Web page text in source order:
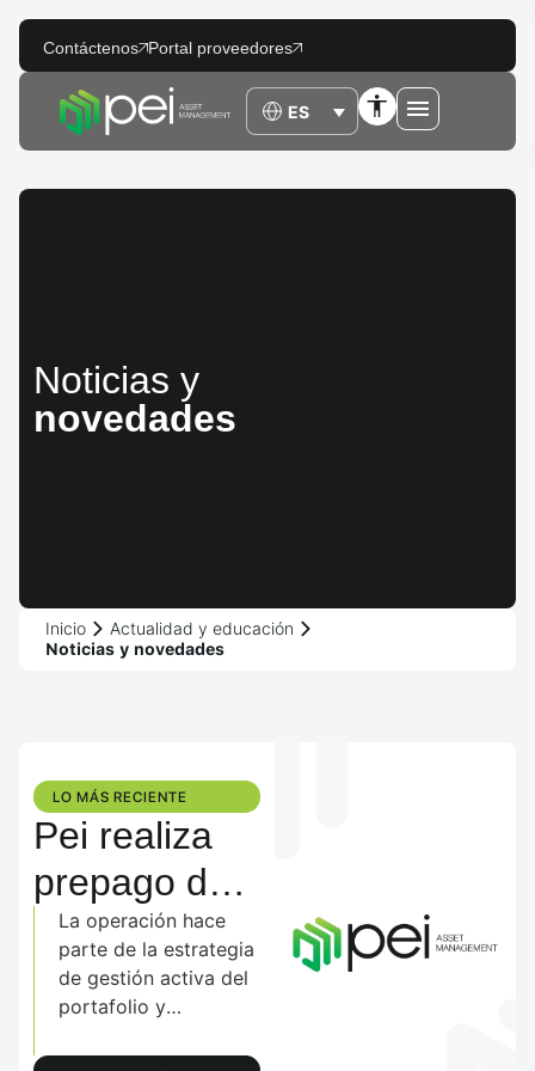
Contáctenos Portal proveedores
Noticias y
novedades
Inicio Actualidad y educación
Noticias y novedades
LO MÁS RECIENTE​
Pei realiza
prepago de
$300.000
millones de
deuda luego
La operación hace
parte de la estrategia
de gestión activa del
portafolio y